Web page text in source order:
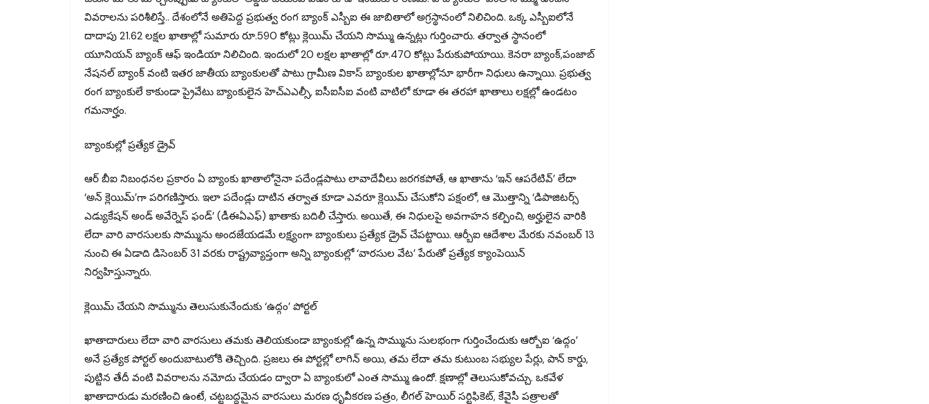
వివరాలను పరిశీలిస్తే.. దేశంలోనే అతిపెద్ద ప్రభుత్వ రంగ బ్యాంక్ ఎస్బీఐ ఈ జాబితాలో అగ్రస్థానంలో నిలిచింది. ఒక్క ఎస్బీఐలోనే
దాదాపు 21.62 లక్షల ఖాతాల్లో సుమారు రూ.590 కోట్లు క్లెయిమ్ చేయని సొమ్ము ఉన్నట్లు గుర్తించారు. తర్వాత స్థానంలో
యూనియన్ బ్యాంక్ ఆఫ్ ఇండియా నిలిచింది. ఇందులో 20 లక్షల ఖాతాల్లో రూ.470 కోట్లు పేరుకుపోయాయి. కెనరా బ్యాంక్,పంజాబ్
నేషనల్ బ్యాంక్ వంటి ఇతర జాతీయ బ్యాంకులతో పాటు గ్రామీణ వికాస్ బ్యాంకుల ఖాతాల్లోనూ భారీగా నిధులు ఉన్నాయి. ప్రభుత్వ
రంగ బ్యాంకులే కాకుండా ప్రైవేటు బ్యాంకులైన హెచ్ఎఎల్సీ, ఐసీఐసీఐ వంటి వాటిలో కూడా ఈ తరహా ఖాతాలు లక్షల్లో ఉండటం
గమనార్హం.
బ్యాంకుల్లో ప్రత్యేక డ్రైవ్
ఆర్ బీఐ నిబంధనల ప్రకారం ఏ బ్యాంకు ఖాతాలోనైనా పదేండ్లపాటు లావాదేవీలు జరగకపోతే, ఆ ఖాతాను ‘ఇన్ ఆపరేటివ్’ లేదా
‘అన్ క్లెయిమ్’గా పరిగణిస్తారు. ఇలా పదేండ్లు దాటిన తర్వాత కూడా ఎవరూ క్లెయిమ్ చేసుకోని పక్షంలో, ఆ మొత్తాన్ని ‘డిపాజిటర్స్
ఎడ్యుకేషన్ అండ్ అవేర్నెస్ ఫండ్’ (డీఈఏఎఫ్) ఖాతాకు బదిలీ చేస్తారు. అయితే, ఈ నిధులపై అవగాహన కల్పించి, అర్హులైన వారికి
లేదా వారి వారసులకు సొమ్మును అందజేయడమే లక్ష్యంగా బ్యాంకులు ప్రత్యేక డ్రైవ్ చేపట్టాయి. ఆర్బీఐ ఆదేశాల మేరకు నవంబర్ 13
నుంచి ఈ ఏడాది డిసెంబర్ 31 వరకు రాష్ట్రవ్యాప్తంగా అన్ని బ్యాంకుల్లో ‘వారసుల వేట’ పేరుతో ప్రత్యేక క్యాంపెయిన్
నిర్వహిస్తున్నారు.
క్లెయిమ్ చేయని సొమ్మును తెలుసుకునేందుకు ‘ఉద్గం’ పోర్టల్
ఖాతాదారులు లేదా వారి వారసులు తమకు తెలియకుండా బ్యాంకుల్లో ఉన్న సొమ్మును సులభంగా గుర్తించేందుకు ఆర్బోఐ ‘ఉద్గం’
అనే ప్రత్యేక పోర్టల్ అందుబాటులోకి తెచ్చింది. ప్రజలు ఈ పోర్టల్లో లాగిన్ అయి, తమ లేదా తమ కుటుంబ సభ్యుల పేర్లు, పాన్ కార్డు,
పుట్టిన తేదీ వంటి వివరాలను నమోదు చేయడం ద్వారా ఏ బ్యాంకులో ఎంత సొమ్ము ఉందో. క్షణాల్లో తెలుసుకోవచ్చు. ఒకవేళ
ఖాతాదారుడు మరణించి ఉంటే, చట్టబద్ధమైన వారసులు మరణ ధృవీకరణ పత్రం, లీగల్ హెయిర్ సర్టిఫికెట్, కేవైసీ పత్రాలతో